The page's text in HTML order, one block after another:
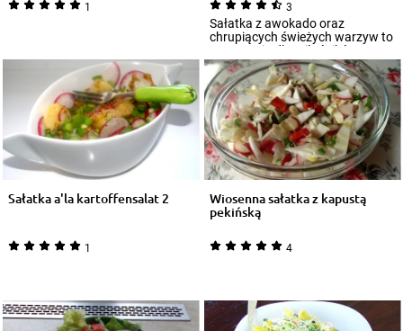
1 3
Sałatka z awokado oraz
chrupiących świeżych warzyw to
propozycja dla miłośników
delikatnych połąc...
Sałatka a'la kartoffensalat 2
1
Wiosenna sałatka z kapustą
pekińską
4